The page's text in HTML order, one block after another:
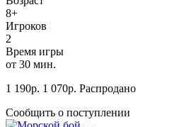
8+
Игроков
2
Время игры
от 30 мин.
1 190р. 1 070р. Распродано
Сообщить о поступлении